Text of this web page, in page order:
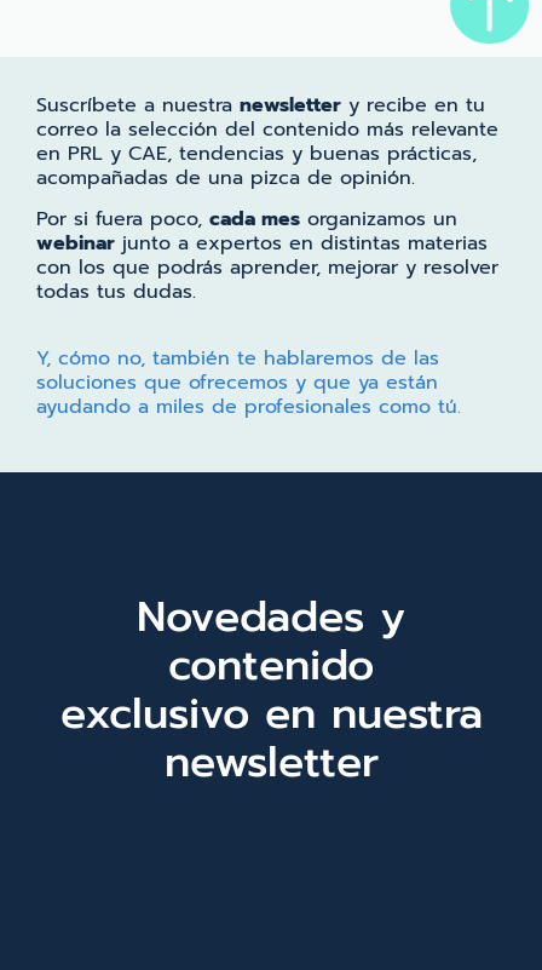
Suscríbete a nuestra newsletter y recibe en tu
correo la selección del contenido más relevante
en PRL y CAE, tendencias y buenas prácticas,
acompañadas de una pizca de opinión.
Por si fuera poco, cada mes organizamos un
webinar junto a expertos en distintas materias
con los que podrás aprender, mejorar y resolver
todas tus dudas.
Y, cómo no, también te hablaremos de las
soluciones que ofrecemos y que ya están
ayudando a miles de profesionales como tú.
Novedades y
contenido
exclusivo en nuestra
newsletter